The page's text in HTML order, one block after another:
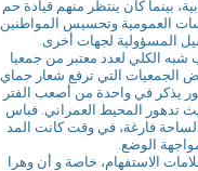
بينما كان ينتظر منهم قيادة حم
العمومية وتحسيس المواطنين
المسؤولية لجهات أخرى.
شبه الكلي لعدد معتبر من جمعيا
الجمعيات التي ترفع شعار حماي
يذكر في واحدة من أصعب الفتر
تدهور المحيط العمراني. فباس
فارغة، في وقت كانت المد
الوضع.
الاستفهام، خاصة و أن وهرا